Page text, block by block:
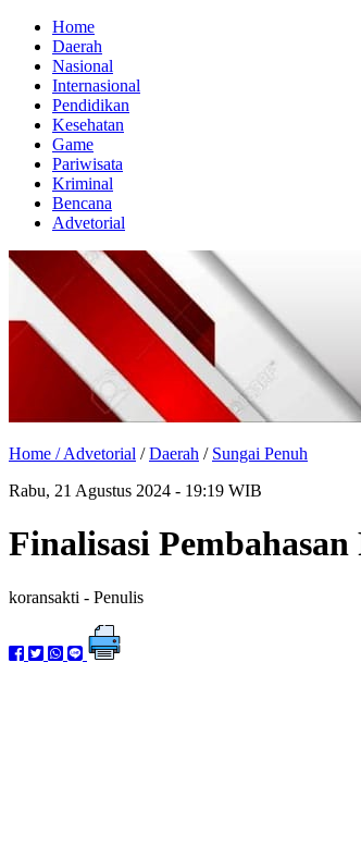
Home
Daerah
Nasional
Internasional
Pendidikan
Kesehatan
Game
Pariwisata
Kriminal
Bencana
Advetorial
Home /Advetorial /Daerah / Sungai Penuh
Rabu, 21 Agustus 2024 - 19:19 WIB
Finalisasi
koransakti - Penulis